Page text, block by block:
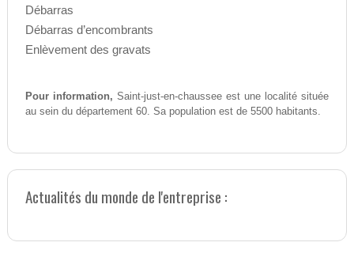
Débarras
Débarras d’encombrants
Enlèvement des gravats
Pour information, Saint-just-en-chaussee est une localité située
au sein du département 60. Sa population est de 5500 habitants.
Actualités du monde de l'entreprise :